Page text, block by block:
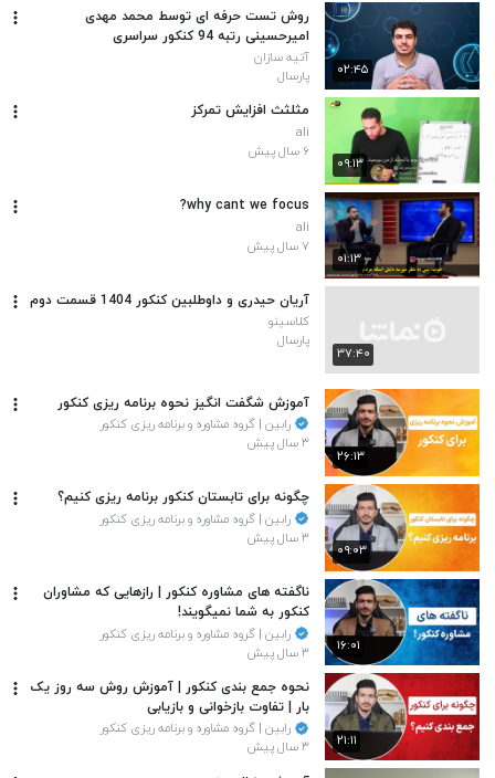
۰۲:۴۵
روش تست حرفه ای توسط محمد مهدی
امیرحسینی رتبه 94 کنکور سراسری
آتیه سازان
پارسال
۰۹:۱۳
مثلثث افزایش تمرکز
ali
۶ سال پیش
۰۱:۱۳
why cant we focus?
ali
۷ سال پیش
۳۷:۴۰
آریان حیدری و داوطلبین کنکور 1404 قسمت دوم
کلاسینو
پارسال
۲۶:۱۳
آموزش شگفت انگیز نحوه برنامه ریزی کنکور
رابین | گروه مشاوره و برنامه ریزی کنکور
۳ سال پیش
۰۹:۰۳
چگونه برای تابستان کنکور برنامه ریزی کنیم؟
رابین | گروه مشاوره و برنامه ریزی کنکور
۳ سال پیش
۱۶:۰۱
ناگفته های مشاوره کنکور | رازهایی که مشاوران
کنکور به شما نمیگویند!
رابین | گروه مشاوره و برنامه ریزی کنکور
۳ سال پیش
۲۱:۱۱
نحوه جمع بندی کنکور | آموزش روش سه روز یک
بار | تفاوت بازخوانی و بازیابی
رابین | گروه مشاوره و برنامه ریزی کنکور
۳ سال پیش